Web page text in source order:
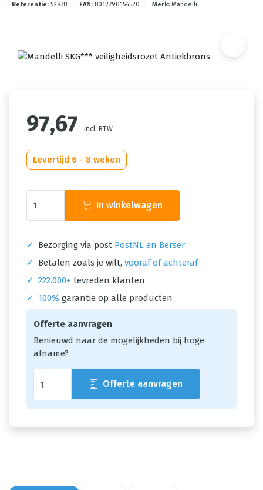
Referentie: 52878 EAN: 8012790154520 Merk: Mandelli
97,67 incl. BTW
Levertijd 6 - 8 weken
In winkelwagen
✓ Bezorging via post PostNL en Berser
✓
Betalen zoals je wilt, vooraf of achteraf
✓ 222.000+ tevreden klanten
✓
100% garantie op alle producten
Offerte aanvragen
Benieuwd naar de mogelijkheden bij hoge
afname?
Offerte aanvragen